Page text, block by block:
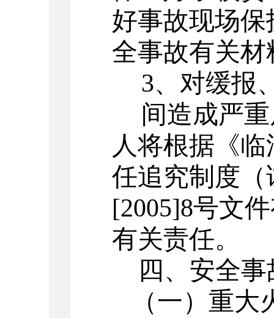
好事故现场
全事故有关
3、对缓报
间造成严
人将根据《
任追究制度
[2005]8号文
有关责任。
四、安全
（一）重